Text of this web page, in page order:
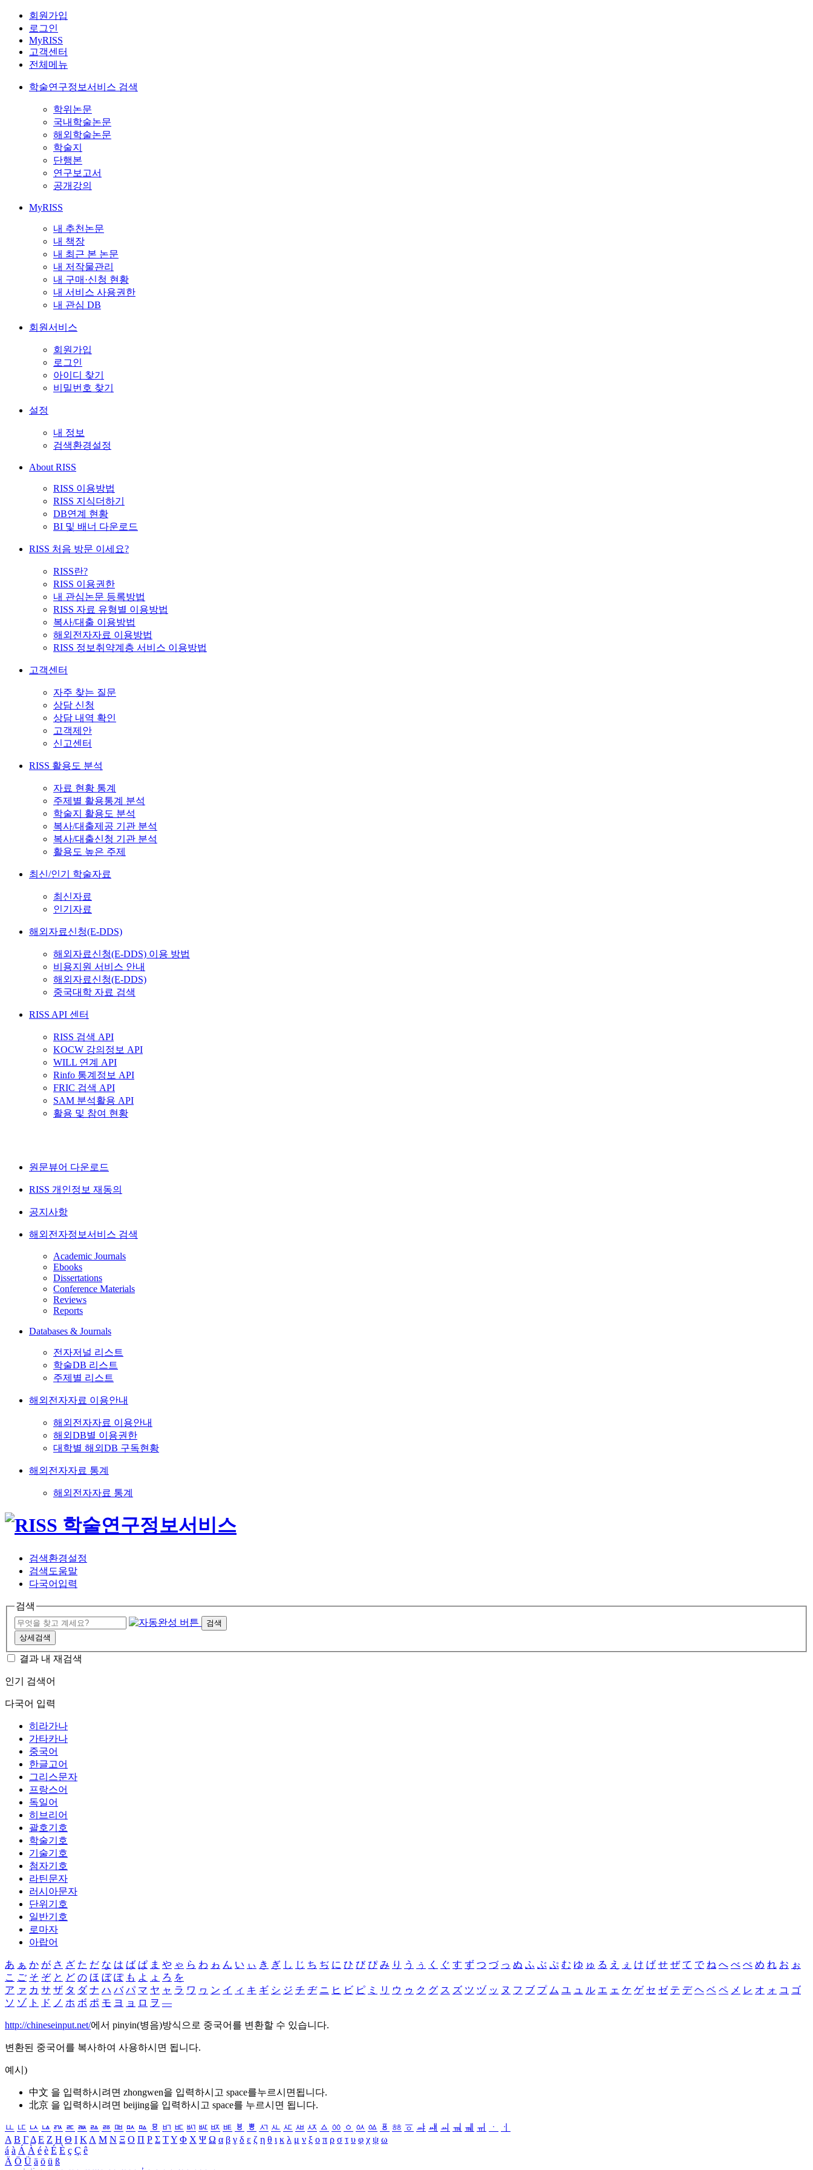
회원가입
로그인
MyRISS
고객센터
전체메뉴
학술연구정보서비스 검색
학위논문
국내학술논문
해외학술논문
학술지
단행본
연구보고서
공개강의
MyRISS
내 추천논문
내 책장
내 최근 본 논문
내 저작물관리
내 구매·신청 현황
내 서비스 사용권한
내 관심 DB
회원서비스
회원가입
로그인
아이디 찾기
비밀번호 찾기
설정
내 정보
검색환경설정
About RISS
RISS 이용방법
RISS 지식더하기
DB연계 현황
BI 및 배너 다운로드
RISS 처음 방문 이세요?
RISS란?
RISS 이용권한
내 관심논문 등록방법
RISS 자료 유형별 이용방법
복사/대출 이용방법
해외전자자료 이용방법
RISS 정보취약계층 서비스 이용방법
고객센터
자주 찾는 질문
상담 신청
상담 내역 확인
고객제안
신고센터
RISS 활용도 분석
자료 현황 통계
주제별 활용통계 분석
학술지 활용도 분석
복사/대출제공 기관 분석
복사/대출신청 기관 분석
활용도 높은 주제
최신/인기 학술자료
최신자료
인기자료
해외자료신청(E-DDS)
해외자료신청(E-DDS) 이용 방법
비용지원 서비스 안내
해외자료신청(E-DDS)
중국대학 자료 검색
RISS API 센터
RISS 검색 API
KOCW 강의정보 API
WILL 연계 API
Rinfo 통계정보 API
FRIC 검색 API
SAM 분석활용 API
활용 및 참여 현황
원문뷰어 다운로드
RISS 개인정보 재동의
공지사항
해외전자정보서비스 검색
Academic Journals
Ebooks
Dissertations
Conference Materials
Reviews
Reports
Databases & Journals
전자저널 리스트
학술DB 리스트
주제별 리스트
해외전자자료 이용안내
해외전자자료 이용안내
해외DB별 이용권한
대학별 해외DB 구독현황
해외전자자료 통계
해외전자자료 통계
검색환경설정
검색도움말
다국어입력
검색
검색
상세검색
결과 내 재검색
인기 검색어
다국어 입력
히라가나
가타카나
중국어
한글고어
그리스문자
프랑스어
독일어
히브리어
괄호기호
학술기호
기술기호
첨자기호
라틴문자
러시아문자
단위기호
일반기호
로마자
아랍어
あ ぁ か が さ ざ た だ な は ば ぱ ま や ゃ ら わ ゎ ん い ぃ き ぎ し じ ち ぢ に ひ び ぴ み り う ぅ く ぐ す ず つ づ っ ぬ ふ ぶ ぷ む ゆ ゅ る え ぇ け げ せ ぜ て で ね へ べ ぺ め れ お ぉ
こ ご そ ぞ と ど の ほ ぼ ぽ も よ ょ ろ を
ア ァ カ サ ザ タ ダ ナ ハ バ パ マ ヤ ャ ラ ワ ヮ ン イ ィ キ ギ シ ジ チ ヂ ニ ヒ ビ ピ ミ リ ウ ゥ ク グ ス ズ ツ ヅ ッ ヌ フ ブ プ ム ユ ュ ル エ ェ ケ ゲ セ ゼ テ デ ヘ ベ ペ メ レ オ ォ コ ゴ
ソ ゾ ト ド ノ ホ ボ ポ モ ヨ ョ ロ ヲ ―
http://chineseinput.net/에서 pinyin(병음)방식으로 중국어를 변환할 수 있습니다.
변환된 중국어를 복사하여 사용하시면 됩니다.
예시)
中文 을 입력하시려면 zhongwen을 입력하시고 space를누르시면됩니다.
北京 을 입력하시려면 beijing을 입력하시고 space를 누르시면 됩니다.
ㅥ ㅦ ㅧ ㅨ ㅩ ㅪ ㅫ ㅬ ㅭ ㅮ ㅯ ㅰ ㅱ ㅲ ㅳ ㅴ ㅵ ㅶ ㅷ ㅸ ㅹ ㅺ ㅻ ㅼ ㅽ ㅾ ㅿ ㆀ ㆁ ㆂ ㆃ ㆄ ㆅ ㆆ ㆇ ㆈ ㆉ ㆊ ㆋ ㆌ ㆍ
ㆎ
Α Β ΓΔ Ε Ζ Η Θ Ι ΚΛ Μ Ν Ξ Ο Π Ρ Σ ΤΥ Φ Χ Ψ Ω α β γ δ ε ζ η θ ι κ λ μ ν ξ ο π ρ σ τ υ φ χ ψ ω
á à Á À é è É È ç Ç ê
Ä Ö Ü ä ö ü ß